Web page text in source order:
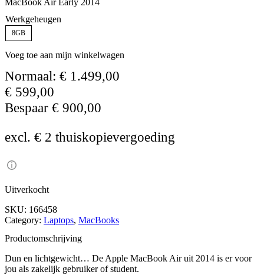
Werkgeheugen
8GB
Voeg toe aan mijn winkelwagen
Normaal: € 1.499,00
€ 599,00
Bespaar € 900,00
excl. € 2 thuiskopievergoeding
Uitverkocht
SKU: 166458
Category: Laptops, MacBooks
Productomschrijving
Dun en lichtgewicht… De Apple MacBook Air uit 2014 is er voor
jou als zakelijk gebruiker of student.